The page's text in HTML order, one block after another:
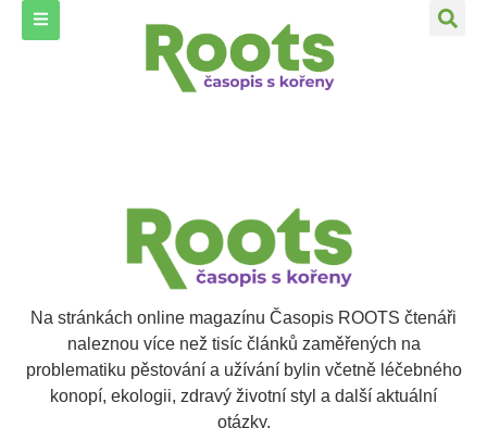
Na stránkách online magazínu Časopis ROOTS čtenáři
naleznou více než tisíc článků zaměřených na
problematiku pěstování a užívání bylin včetně léčebného
konopí, ekologii, zdravý životní styl a další aktuální
otázky.